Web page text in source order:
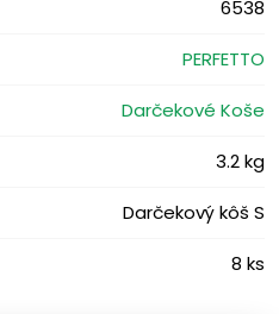
6538
PERFETTO
Darčekové Koše
3.2 kg
Darčekový kôš S
8 ks